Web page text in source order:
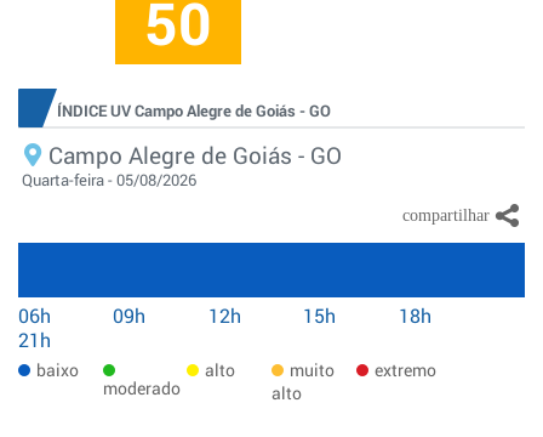
50
ÍNDICE UV Campo Alegre de Goiás - GO
Campo Alegre de Goiás - GO
Quarta-feira - 05/08/2026
06h 09h 12h 15h
18h
21h
baixo
moderado
alto
muito
alto
extremo